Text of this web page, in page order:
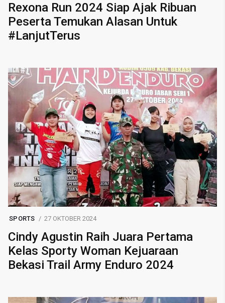
Rexona Run 2024 Siap Ajak Ribuan
Peserta Temukan Alasan Untuk
#LanjutTerus
SPORTS 27 OKTOBER 2024
Cindy Agustin Raih Juara Pertama
Kelas Sporty Woman Kejuaraan
Bekasi Trail Army Enduro 2024